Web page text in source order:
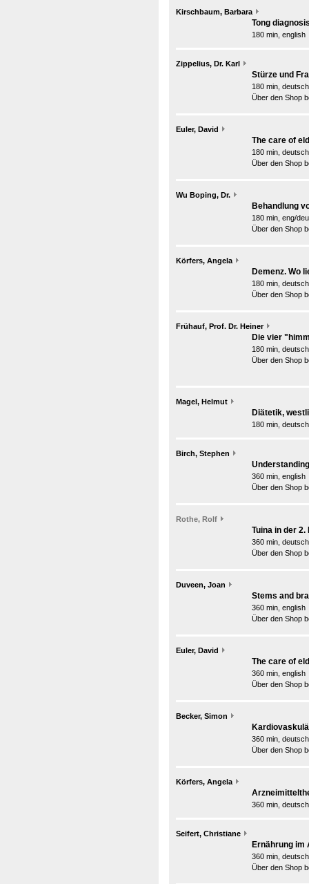
Kirschbaum, Barbara
Tong
180 min, english
Zippelius, Dr. Karl
Stürze und
180 min, deutsch
Über den Shop
Euler, David
The care of
180 min, deutsch
Über den Shop
Wu Boping, Dr.
Behandlung
180 min, eng/deu
Über den Shop
Körfers, Angela
Demenz. Wo
180 min, deutsch
Über den Shop
Frühauf, Prof. Dr. Heiner
Die vier
180 min, deutsch
Über den Shop
Magel, Helmut
Diätetik,
180 min, deutsch
Birch, Stephen
360 min, english
Über den Shop
Rothe, Rolf
Tuina in der
360 min, deutsch
Über den Shop
Duveen, Joan
Stems and
360 min, english
Über den Shop
Euler, David
The care of
360 min, english
Über den Shop
Becker, Simon
360 min, deutsch
Über den Shop
Körfers, Angela
360 min, deutsch
Seifert, Christiane
Ernährung im
360 min, deutsch
Über den Shop